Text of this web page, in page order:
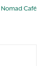
Nomad Café